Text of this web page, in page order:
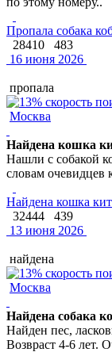
Пропала собака
28410
483
16 июня 2026
пропала
Москва
Найдена кошка
Нашли с собакой
словам очевидцев
Найдена кошка
32444
439
13 июня 2026
найдена
Москва
Найдена собака
Найден пес,
Возвраст 4-6 лет.